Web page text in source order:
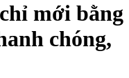
mới bằng
chóng,